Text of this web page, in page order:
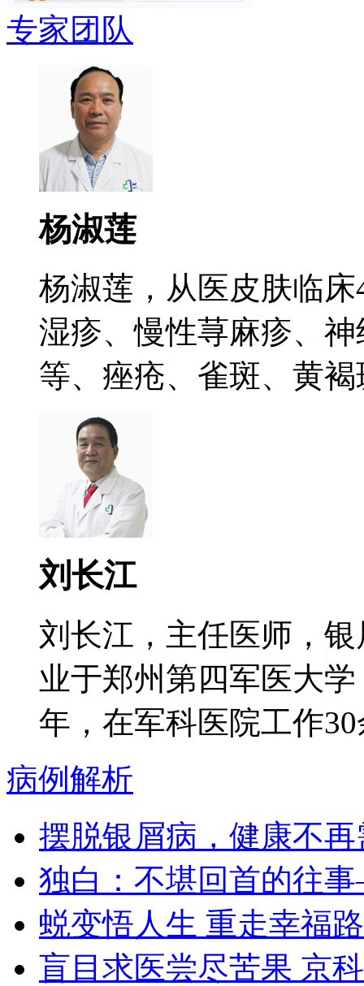
专家团队
杨淑莲
杨淑莲，从医皮肤临
湿疹、慢性荨麻疹、
等、痤疮、雀斑、黄褐
刘长江
刘长江，主任医师，
业于郑州第四军医大
年，在军科医院工作
病例解析
摆脱银屑病，健康不
独白：不堪回首的往
蜕变悟人生 重走幸福路
盲目求医尝尽苦果 京